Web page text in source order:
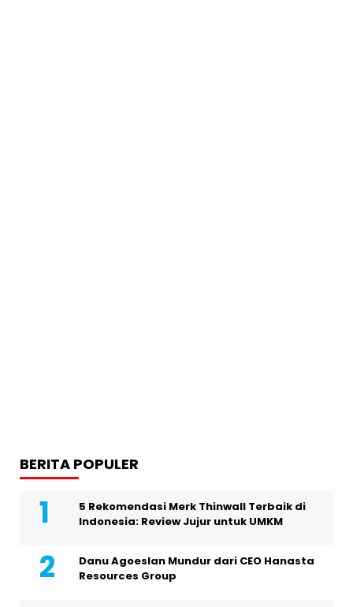
BERITA POPULER
5 Rekomendasi Merk Thinwall Terbaik di
Indonesia: Review Jujur untuk UMKM
Danu Agoeslan Mundur dari CEO Hanasta
Resources Group